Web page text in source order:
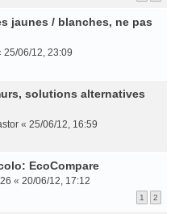
jaunes / blanches, ne pas
25/06/12, 23:09
solutions alternatives
« 25/06/12, 16:59
EcoCompare
« 20/06/12, 17:12
1 2